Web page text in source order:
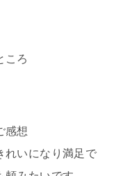
ころ
感想
れいになり満足で